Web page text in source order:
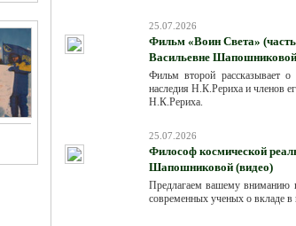
25.07.2026
Фильм «Воин Света»
Васильевне Шапошниковой
Фильм второй рассказывает
наследия Н.К.Рериха и членов
Н.К.Рериха.
25.07.2026
Философ космической
Шапошниковой (видео)
Предлагаем вашему вниманию
современных ученых о вкладе